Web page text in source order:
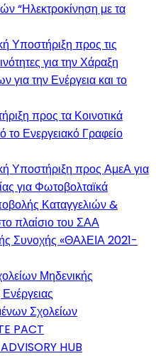
“Ηλεκτροκίνηση με τα
Υποστήριξη προς τις
για την Χάραξη
για την Ενέργεια και το
προς τα Κοινοτικά
το Ενεργειακό Γραφείο
Υποστήριξη προς ΑμεΑ για
για Φωτοβολταϊκά
Καταγγελιών &
πλαίσιο του ΣΑΑ
Συνοχής «ΘΑλΕΙΑ 2021-
Μηδενικής
Σχολείων
PACT
HUB